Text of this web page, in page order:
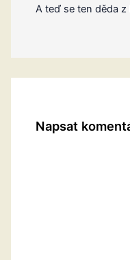
A teď se ten děda z
Napsat